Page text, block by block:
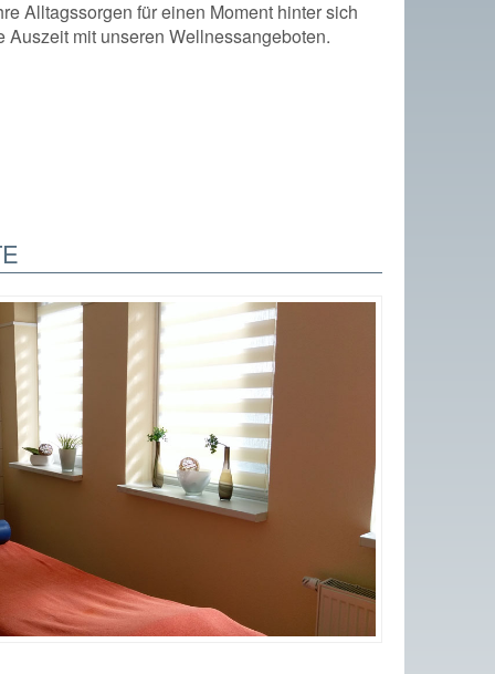
Alltagssorgen für einen Moment hinter sich
mit unseren Wellnessangeboten.